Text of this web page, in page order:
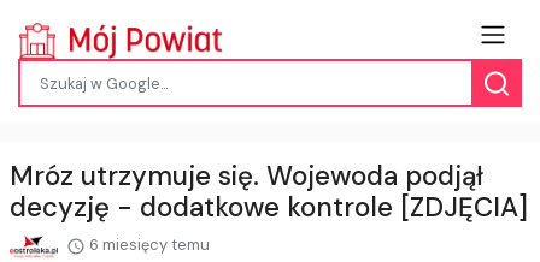
Mróz utrzymuje się. Wojewoda podjął
decyzję - dodatkowe kontrole [ZDJĘCIA]
6 miesięcy temu